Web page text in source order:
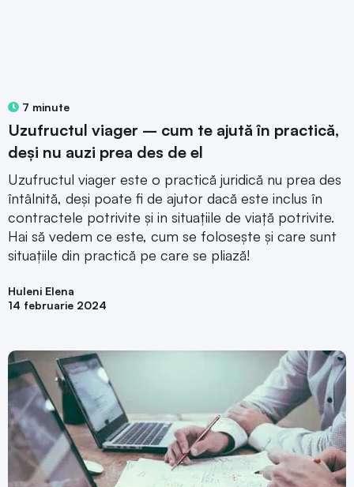
7 minute
Uzufructul viager – cum te ajută în practică,
deși nu auzi prea des de el
Uzufructul viager este o practică juridică nu prea des
întâlnită, deși poate fi de ajutor dacă este inclus în
contractele potrivite și in situațiile de viață potrivite.
Hai să vedem ce este, cum se folosește și care sunt
situațiile din practică pe care se pliază!
Huleni Elena
14 februarie 2024